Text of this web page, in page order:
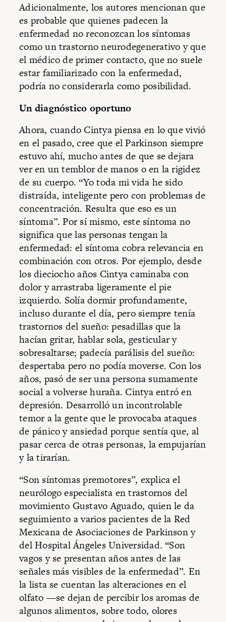
Adicionalmente, los autores mencionan que
es probable que quienes padecen la
enfermedad no reconozcan los síntomas
como un trastorno neurodegenerativo y que
el médico de primer contacto, que no suele
estar familiarizado con la enfermedad,
podría no considerarla como posibilidad.
Un diagnóstico oportuno
Ahora, cuando Cintya piensa en lo que vivió
en el pasado, cree que el Parkinson siempre
estuvo ahí, mucho antes de que se dejara
ver en un temblor de manos o en la rigidez
de su cuerpo. “Yo toda mi vida he sido
distraída, inteligente pero con problemas de
concentración. Resulta que eso es un
síntoma”. Por sí mismo, este síntoma no
significa que las personas tengan la
enfermedad: el síntoma cobra relevancia en
combinación con otros. Por ejemplo, desde
los dieciocho años Cintya caminaba con
dolor y arrastraba ligeramente el pie
izquierdo. Solía dormir profundamente,
incluso durante el día, pero siempre tenía
trastornos del sueño: pesadillas que la
hacían gritar, hablar sola, gesticular y
sobresaltarse; padecía parálisis del sueño:
despertaba pero no podía moverse. Con los
años, pasó de ser una persona sumamente
social a volverse huraña. Cintya entró en
depresión. Desarrolló un incontrolable
temor a la gente que le provocaba ataques
de pánico y ansiedad porque sentía que, al
pasar cerca de otras personas, la empujarían
y la tirarían.
“Son síntomas premotores”, explica el
neurólogo especialista en trastornos del
movimiento Gustavo Aguado, quien le da
seguimiento a varios pacientes de la Red
Mexicana de Asociaciones de Parkinson y
del Hospital Ángeles Universidad. “Son
vagos y se presentan años antes de las
señales más visibles de la enfermedad”. En
la lista se cuentan las alteraciones en el
olfato —se dejan de percibir los aromas de
algunos alimentos, sobre todo, olores